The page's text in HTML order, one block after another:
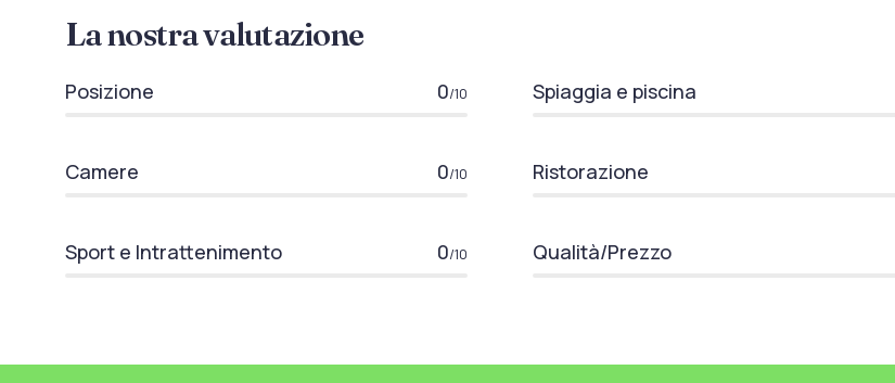
La nostra valutazione
Posizione 0/10 Spiaggia e piscina
Camere 0/10 Ristorazione
Sport e Intrattenimento 0/10 Qualità/Prezzo